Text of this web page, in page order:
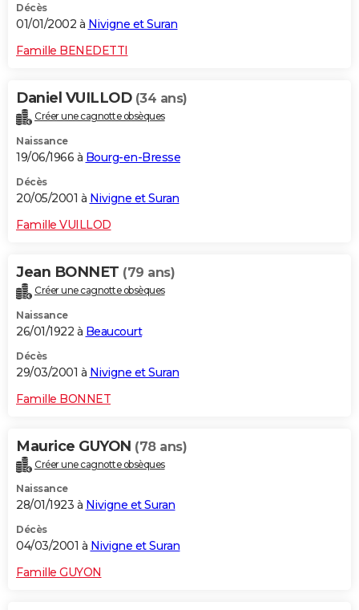
Décès
01/01/2002 à Nivigne et Suran
Famille BENEDETTI
Daniel VUILLOD (34 ans)
Créer une cagnotte obsèques
Naissance
19/06/1966 à Bourg-en-Bresse
Décès
20/05/2001 à Nivigne et Suran
Famille VUILLOD
Jean BONNET (79 ans)
Créer une cagnotte obsèques
Naissance
26/01/1922 à Beaucourt
Décès
29/03/2001 à Nivigne et Suran
Famille BONNET
Maurice GUYON (78 ans)
Créer une cagnotte obsèques
Naissance
28/01/1923 à Nivigne et Suran
Décès
04/03/2001 à Nivigne et Suran
Famille GUYON